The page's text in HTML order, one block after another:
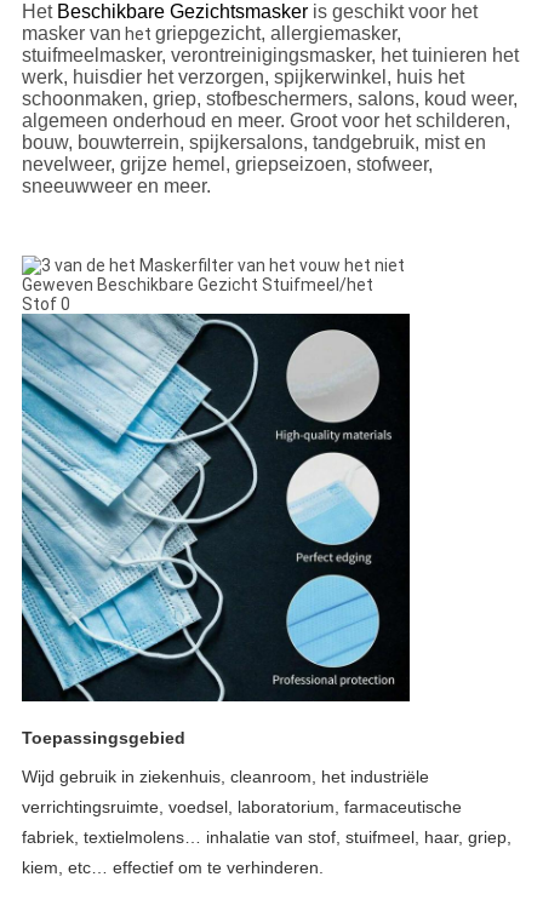
HetBeschikbare Gezichtsmaskeris geschikt voor het
masker van het griepgezicht, allergiemasker,
stuifmeelmasker, verontreinigingsmasker, het tuinieren het
werk, huisdier het verzorgen, spijkerwinkel, huis het
schoonmaken, griep, stofbeschermers, salons, koud weer,
algemeen onderhoud en meer. Groot voor het schilderen,
bouw, bouwterrein, spijkersalons, tandgebruik, mist en
nevelweer, grijze hemel, griepseizoen, stofweer,
sneeuwweer en meer.
Toepassingsgebied
Wijd gebruik in ziekenhuis, cleanroom, het industriële
verrichtingsruimte, voedsel, laboratorium, farmaceutische
fabriek, textielmolens… inhalatie van stof, stuifmeel, haar, griep,
kiem, etc… effectief om te verhinderen.